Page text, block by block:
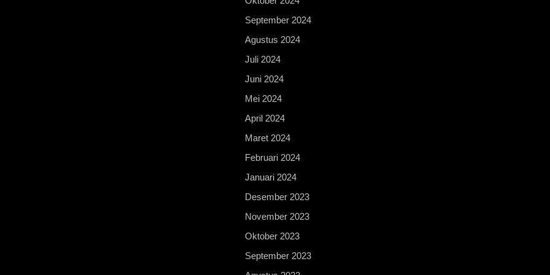
September 2024
Agustus 2024
Juli 2024
Juni 2024
Mei 2024
April 2024
Maret 2024
Februari 2024
Januari 2024
Desember 2023
November 2023
Oktober 2023
September 2023